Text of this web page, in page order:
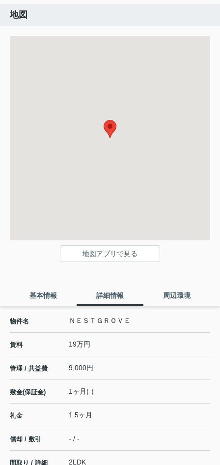
地図
地図アプリで見る
基本情報 詳細情報 周辺環境
物件名 ＮＥＳＴＧＲＯＶＥ
賃料 19万円
管理 / 共益費 9,000円
敷金(保証金) 1ヶ月(-)
礼金 1.5ヶ月
償却 / 敷引 - / -
間取り / 詳細 2LDK